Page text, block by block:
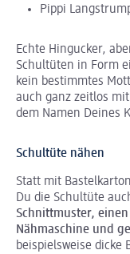
Pippi
Echte Hingucker,
Schultüten in Form
kein bestimmtes
auch ganz zeitlos
dem Namen Deines
Schultüte nähen
Statt mit
Du die Schultüte
Schnittmuster,
Nähmaschine und
beispielsweise dicke